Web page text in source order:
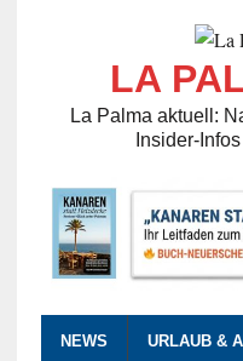
LA
La Palma aktuell:
Insider-
NEWS URLAUB &